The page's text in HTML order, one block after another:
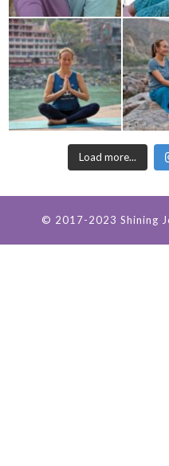
Load more...
© 2017-2023 Shining